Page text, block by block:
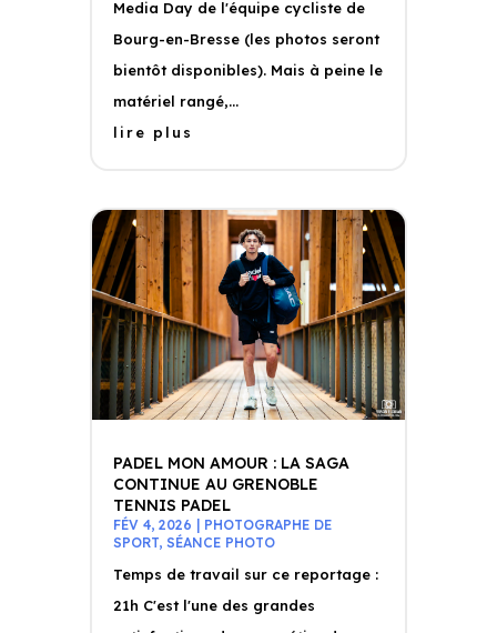
Media Day de l'équipe cycliste de
Bourg-en-Bresse (les photos seront
bientôt disponibles). Mais à peine le
matériel rangé,...
lire plus
PADEL MON AMOUR : LA SAGA
CONTINUE AU GRENOBLE
TENNIS PADEL
FÉV 4, 2026
PHOTOGRAPHE DE
SPORT, SÉANCE PHOTO
Temps de travail sur ce reportage :
21h C'est l'une des grandes